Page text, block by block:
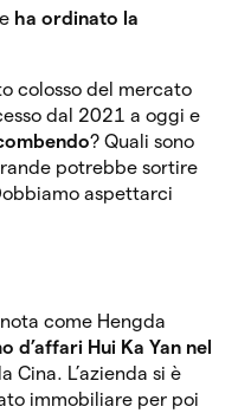
ha ordinato la
colosso del mercato
dal 2021 a oggi e
? Quali sono
potrebbe sortire
aspettarci
come Hengda
d’affari Hui Ka Yan nel
Cina. L’azienda si è
immobiliare per poi